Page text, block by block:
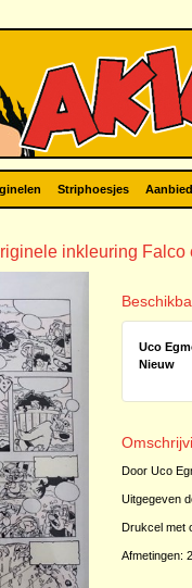
Striphoesjes
inkleuring Falco
Uco
Nieuw
Door Uco
Uitgegeven
Drukcel met
Afmetingen: